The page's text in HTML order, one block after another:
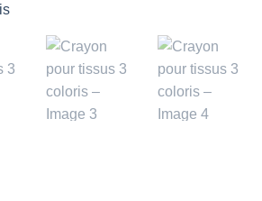
Ajouter
à la liste
d’envies